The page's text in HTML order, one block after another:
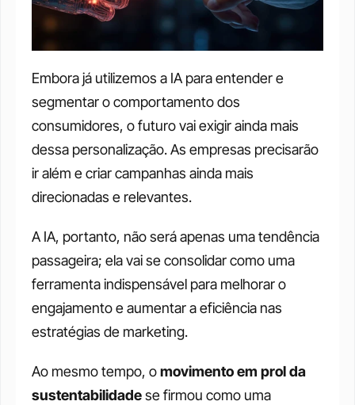
Embora já utilizemos a IA para entender e
segmentar o comportamento dos
consumidores, o futuro vai exigir ainda mais
dessa personalização. As empresas precisarão
ir além e criar campanhas ainda mais
direcionadas e relevantes.
A IA, portanto, não será apenas uma tendência
passageira; ela vai se consolidar como uma
ferramenta indispensável para melhorar o
engajamento e aumentar a eficiência nas
estratégias de marketing.
Ao mesmo tempo, o movimento em prol da
sustentabilidade se firmou como uma